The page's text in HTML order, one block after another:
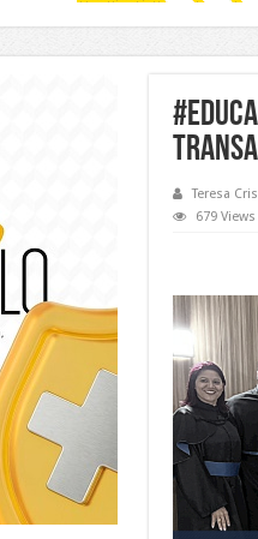
Teresa
679 Views